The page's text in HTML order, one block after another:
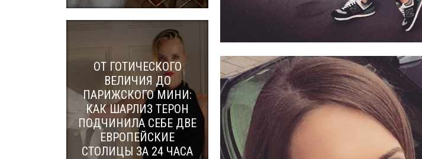
ОТ ГОТИЧЕСКОГО
ВЕЛИЧИЯ ДО
ПАРИЖСКОГО МИНИ:
КАК ШАРЛИЗ ТЕРОН
ПОДЧИНИЛА СЕБЕ ДВЕ
ЕВРОПЕЙСКИЕ
СТОЛИЦЫ ЗА 24 ЧАСА